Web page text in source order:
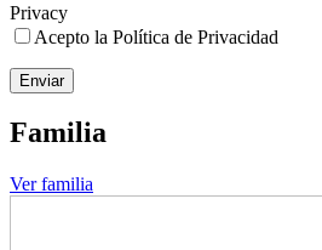
Privacy
Acepto la Política de Privacidad
Enviar
Familia
Ver familia